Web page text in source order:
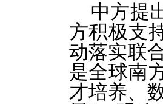
中方提
方积极支
动落实联
是全球南
才培养、